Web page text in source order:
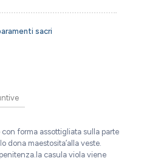
sacri
forma assottigliata sulla parte
dona maestosita’alla veste.
casula viola viene